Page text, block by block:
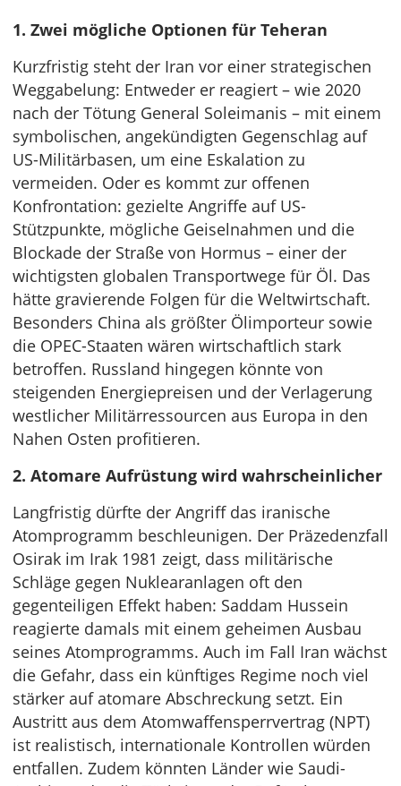
1. Zwei mögliche Optionen für Teheran
Kurzfristig steht der Iran vor einer strategischen
Weggabelung: Entweder er reagiert – wie 2020
nach der Tötung General Soleimanis – mit einem
symbolischen, angekündigten Gegenschlag auf
US-Militärbasen, um eine Eskalation zu
vermeiden. Oder es kommt zur offenen
Konfrontation: gezielte Angriffe auf US-
Stützpunkte, mögliche Geiselnahmen und die
Blockade der Straße von Hormus – einer der
wichtigsten globalen Transportwege für Öl. Das
hätte gravierende Folgen für die Weltwirtschaft.
Besonders China als größter Ölimporteur sowie
die OPEC-Staaten wären wirtschaftlich stark
betroffen. Russland hingegen könnte von
steigenden Energiepreisen und der Verlagerung
westlicher Militärressourcen aus Europa in den
Nahen Osten profitieren.
2. Atomare Aufrüstung wird wahrscheinlicher
Langfristig dürfte der Angriff das iranische
Atomprogramm beschleunigen. Der Präzedenzfall
Osirak im Irak 1981 zeigt, dass militärische
Schläge gegen Nuklearanlagen oft den
gegenteiligen Effekt haben: Saddam Hussein
reagierte damals mit einem geheimen Ausbau
seines Atomprogramms. Auch im Fall Iran wächst
die Gefahr, dass ein künftiges Regime noch viel
stärker auf atomare Abschreckung setzt. Ein
Austritt aus dem Atomwaffensperrvertrag (NPT)
ist realistisch, internationale Kontrollen würden
entfallen. Zudem könnten Länder wie Saudi-